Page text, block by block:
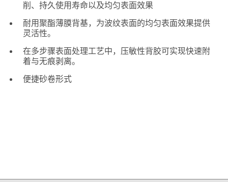
削、持久使用寿命以及均匀表面效果
耐用聚酯薄膜背基，为波纹表面的均匀表面效果提供
灵活性。
在多步骤表面处理工艺中，压敏性背胶可实现快速附
着与无痕剥离。
便捷砂卷形式